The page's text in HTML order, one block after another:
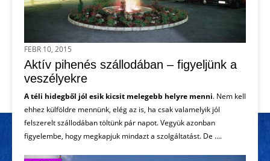
FEBR 10, 2015
Aktív pihenés szállodában – figyeljünk a
veszélyekre
A téli hidegből jól esik kicsit melegebb helyre menni. Nem kell
ehhez külföldre mennünk, elég az is, ha csak valamelyik jól
felszerelt szállodában töltünk pár napot. Vegyük azonban
figyelembe, hogy megkapjuk mindazt a szolgáltatást. De ....